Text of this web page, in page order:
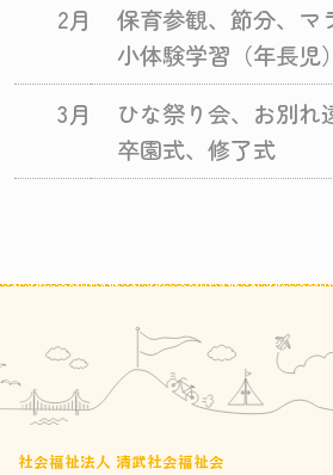
2月
保育参観、節分、マ
小体験学習（年長児）
3月
ひな祭り会、お別れ
卒園式、修了式
社会福祉法人 清武社会福祉会